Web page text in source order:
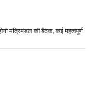
मंत्रिमंडल की बैठक, कई महत्वपूर्ण